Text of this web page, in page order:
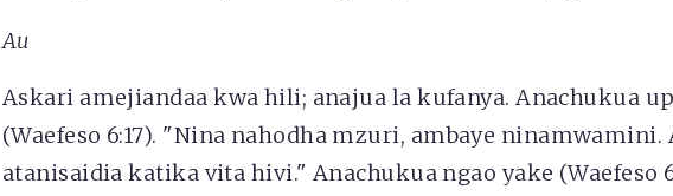
Au
Askari amejiandaa kwa hili; anajua la kufanya. Anachukua
(Waefeso 6:17). "Nina nahodha mzuri, ambaye
atanisaidia katika vita hivi." Anachukua ngao yake (Waefeso